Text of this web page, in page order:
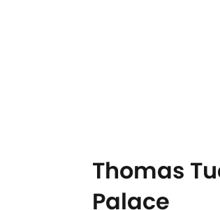
Thomas
Palace